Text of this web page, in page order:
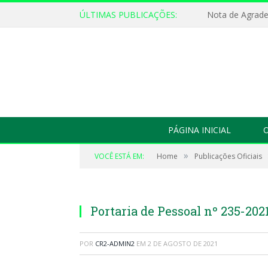
ÚLTIMAS PUBLICAÇÕES: Nota de
PÁGINA INICIAL
VOCÊ ESTÁ EM: Home » Publicações Oficiais
Portaria de Pessoal nº 235-
POR CR2-ADMIN2 EM 2 DE AGOSTO DE 2021